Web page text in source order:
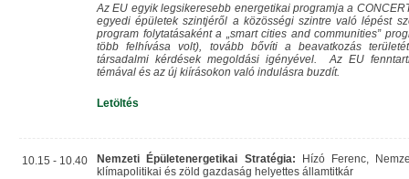
Az EU egyik legsikeresebb energetikai programja a
egyedi épületek szintjéről a közösségi szintre való lépést
program folytatásaként a „smart cities and communities”
több felhívása volt), tovább bővíti a beavatkozás
társadalmi kérdések megoldási igényével. Az EU
témával és az új kiírásokon való indulásra buzdít.
Letöltés
10.15 - 10.40 Nemzeti Épületenergetikai Stratégia: Hízó Ferenc,
klímapolitikai és zöld gazdaság helyettes államtitkár